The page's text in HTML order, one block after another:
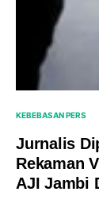
KEBEBASAN PERS
Jurnalis
Rekaman
AJI Jambi